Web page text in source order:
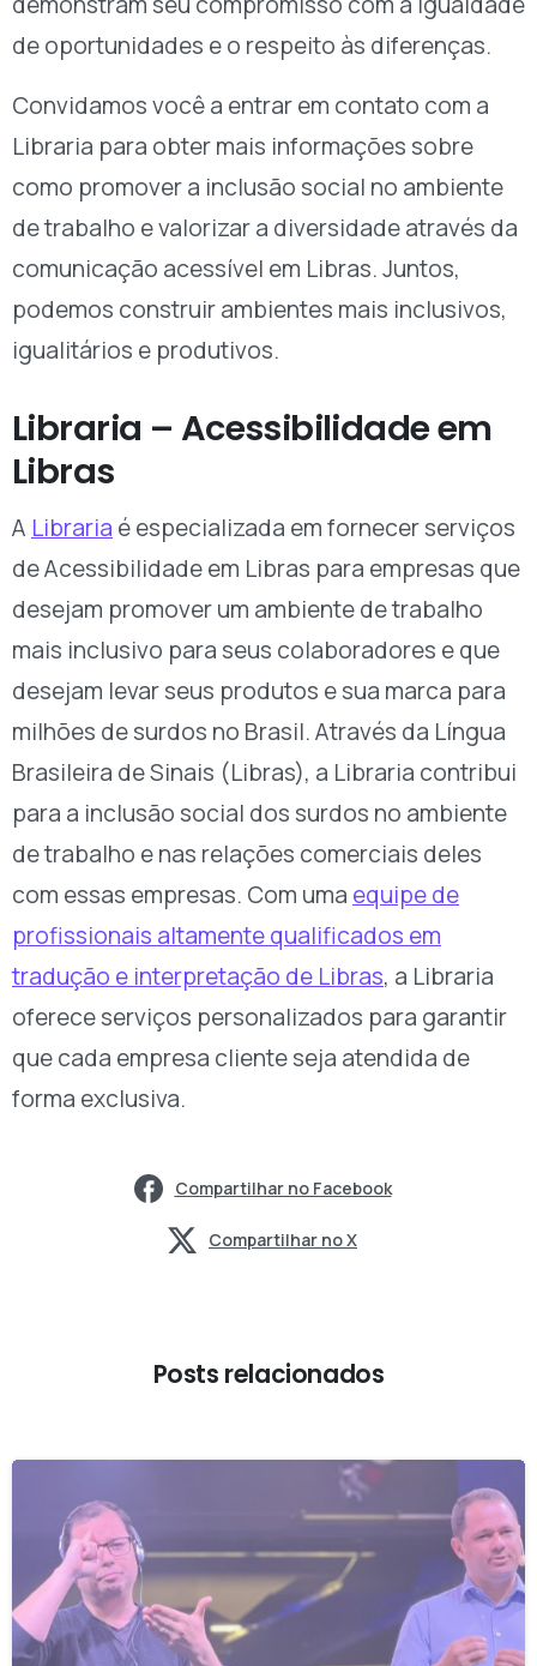
de oportunidades e o respeito às diferenças.
Convidamos você a entrar em contato com a
Libraria para obter mais informações sobre
como promover a inclusão social no ambiente
de trabalho e valorizar a diversidade através da
comunicação acessível em Libras. Juntos,
podemos construir ambientes mais inclusivos,
igualitários e produtivos.
Libraria – Acessibilidade em
Libras
A Libraria é especializada em fornecer serviços
de Acessibilidade em Libras para empresas que
desejam promover um ambiente de trabalho
mais inclusivo para seus colaboradores e que
desejam levar seus produtos e sua marca para
milhões de surdos no Brasil. Através da Língua
Brasileira de Sinais (Libras), a Libraria contribui
para a inclusão social dos surdos no ambiente
de trabalho e nas relações comerciais deles
com essas empresas. Com uma equipe de
profissionais altamente qualificados em
tradução e interpretação de Libras, a Libraria
oferece serviços personalizados para garantir
que cada empresa cliente seja atendida de
forma exclusiva.
Compartilhar no Facebook
Compartilhar no X
Posts relacionados
-